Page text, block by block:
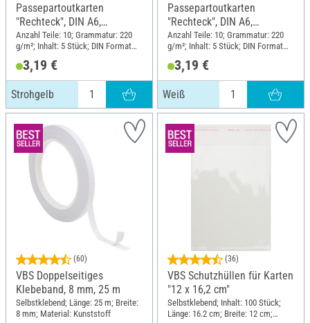
Passepartoutkarten
"Rechteck", DIN A6,
220g/m², 10-tlg., Strohgelb
Anzahl Teile: 10; Grammatur: 220
g/m²; Inhalt: 5 Stück; DIN Format
3,19 €
Strohgelb
Passepartoutkarten
"Rechteck", DIN A6,
220g/m², 10-tlg., Weiß
Anzahl Teile: 10; Grammatur: 220
g/m²; Inhalt: 5 Stück; DIN Format
3,19 €
Weiß
(60)
VBS Doppelseitiges
Klebeband, 8 mm, 25 m
Selbstklebend; Länge: 25 m; Breite:
8 mm; Material: Kunststoff
(36)
VBS Schutzhüllen für Karten
"12 x 16,2 cm"
Selbstklebend; Inhalt: 100 Stück;
Länge: 16.2 cm; Breite: 12 cm;